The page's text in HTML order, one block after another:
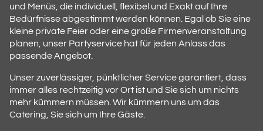
und Menüs, die individuell, flexibel und Exakt auf Ihre
Bedürfnisse abgestimmt werden können. Egal ob Sie eine
kleine private Feier oder eine große Firmenveranstaltung
planen, unser Partyservice hat für jeden Anlass das
passende Angebot.
Unser zuverlässiger, pünktlicher Service garantiert, dass
immer alles rechtzeitig vor Ort ist und Sie sich um nichts
mehr kümmern müssen. Wir kümmern uns um das
Catering, Sie sich um Ihre Gäste.